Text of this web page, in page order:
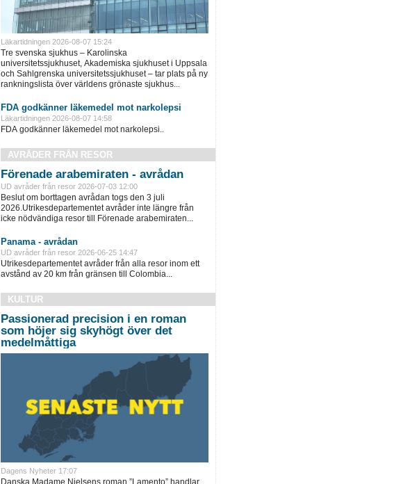
Läkartidningen 2026-08-07 15:24
Tre svenska sjukhus – Karolinska
universitetssjukhuset, Akademiska sjukhuset i Uppsala
och Sahlgrenska universitetssjukhuset – tar plats på ny
rankningslista över världens grönaste sjukhus...
FDA godkänner läkemedel mot narkolepsi
Läkartidningen 2026-08-07 14:58
FDA godkänner läkemedel mot narkolepsi..
AVRÅDER FRÅN RESOR
Förenade arabemiraten - avrådan
UD avråder från resor 2026-07-03 12:00
Beslut om borttagen avrådan togs den 3 juli
2026.Utrikesdepartementet avråder inte längre från
icke nödvändiga resor till Förenade arabemiraten...
Panama - avrådan
UD avråder från resor 2026-06-25 14:47
Utrikesdepartementet avråder från alla resor inom ett
avstånd av 20 km från gränsen till Colombia...
KULTUR
Passionerad precision i en roman
som höjer sig skyhögt över det
medelmåttiga
Dagens Nyheter 17:07
Danska Madame Nielsens roman ”Lamento” handlar